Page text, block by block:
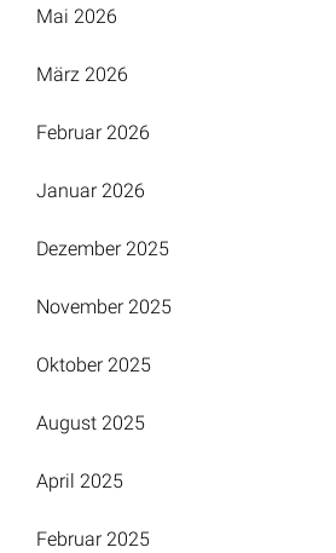
Mai 2026
März 2026
Februar 2026
Januar 2026
Dezember 2025
November 2025
Oktober 2025
August 2025
April 2025
Februar 2025